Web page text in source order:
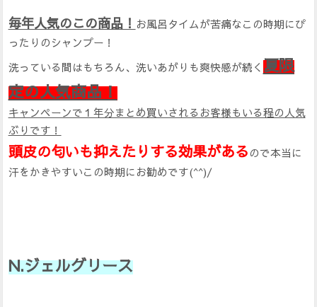
毎年人気のこの商品！ お風呂タイムが苦痛なこの時期にぴ
ったりのシャンプー！
洗っている間はもちろん、洗いあがりも爽快感が続く 夏限
定の人気商品！
キャンペーンで１年分まとめ買いされるお客様もいる程の人気
ぶりです！
頭皮の匂いも抑えたりする効果がある ので本当に
汗をかきやすいこの時期にお勧めです(^^)/
N.ジェルグリース